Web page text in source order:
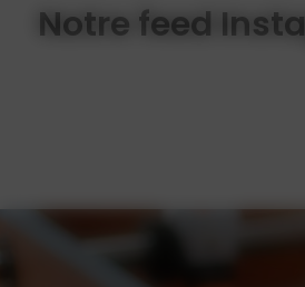
Notre feed